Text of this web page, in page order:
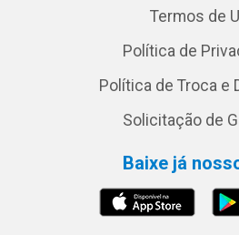
Termos de
Política de
Política de Troca e
Solicitação de
Baixe já